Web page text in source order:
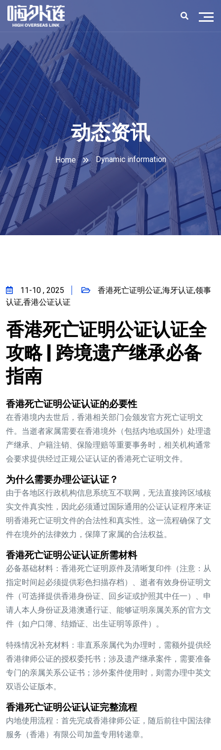
动态资讯
Home Dynamic information
11-10 , 2025
香港死亡证明公证,海牙认证,领事
认证,香港公证认证
香港死亡证明公证认证全
攻略 | 跨境遗产继承必备
指南
香港死亡证明公证认证的必要性
在香港境内去世后，香港相关部门会颁发官方死亡证明文
件。当逝者家属需要在香港境外（包括内地或国外）处理遗
产继承、户籍注销、保险理赔等重要事务时，相关机构通常
会要求提供经过正规公证认证的香港死亡证明文件。
为什么需要办理公证认证？
由于各地区行政机构信息系统互不联网，无法直接跨区域核
实文件真实性，因此必须通过国际通用的公证认证程序来证
明香港死亡证明文件的合法性和真实性。这一流程确保了文
件在境外的法律效力，保障了家属的合法权益。
香港死亡证明公证认证所需材料
必备基础材料： 香港死亡证明原件及清晰复印件（注意：从
指定时间起必须提供彩色扫描存档）、逝者有效身份证明文
件（可选择提供香港身份证、回乡证或护照其中任一）、申
请人本人身份证及港澳通行证、能够证明亲属关系的官方文
件（如户口簿、结婚证、出生证明等原件）。
特殊情况补充材料： 非直系亲属代为办理时，需额外提供经
香港律师公证的授权委托书；涉及遗产继承案件，需要准备
专门的亲属关系公证书；涉外案件使用时，则需办理中英文
双语公证版本。
香港死亡证明公证认证完整流程
内地使用流程： 首先完成香港律师公证，随后前往中国法律
服务（香港）有限公司加盖专用转递章。